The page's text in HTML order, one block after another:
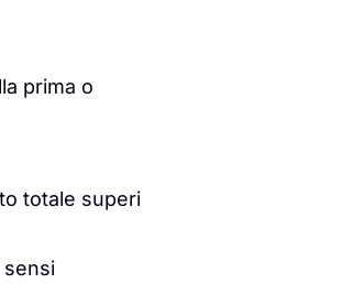
prima o
totale superi
sensi